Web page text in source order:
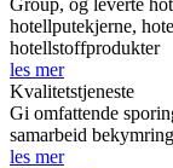
hotellputekjerne,
hotellstoffprodukter
les mer
Kvalitetstjeneste
Gi omfattende
samarbeid
les mer